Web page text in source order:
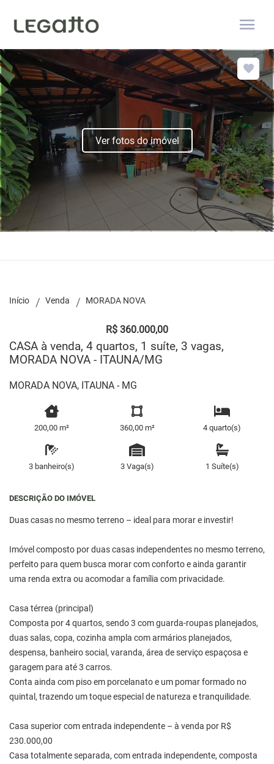
menu
Ver fotos do imóvel
Início Venda MORADA NOVA
R$ 360.000,00
CASA à venda, 4 quartos, 1 suíte, 3 vagas,
MORADA NOVA - ITAUNA/MG
MORADA NOVA, ITAUNA - MG
200,00 m² 360,00 m² 4 quarto(s)
3 banheiro(s) 3 Vaga(s) 1 Suíte(s)
DESCRIÇÃO DO IMÓVEL
Duas casas no mesmo terreno – ideal para morar e investir!
Imóvel composto por duas casas independentes no mesmo terreno,
perfeito para quem busca morar com conforto e ainda garantir
uma renda extra ou acomodar a família com privacidade.
Casa térrea (principal)
Composta por 4 quartos, sendo 3 com guarda-roupas planejados,
duas salas, copa, cozinha ampla com armários planejados,
despensa, banheiro social, varanda, área de serviço espaçosa e
garagem para até 3 carros.
Conta ainda com piso em porcelanato e um pomar formado no
quintal, trazendo um toque especial de natureza e tranquilidade.
Casa superior com entrada independente – à venda por R$
230.000,00
Casa totalmente separada, com entrada independente, composta